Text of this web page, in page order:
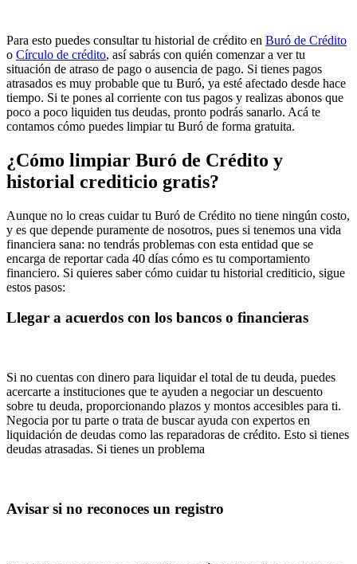
Para esto puedes consultar tu historial de crédito en Buró de Crédito
o Círculo de crédito, así sabrás con quién comenzar a ver tu
situación de atraso de pago o ausencia de pago. Si tienes pagos
atrasados es muy probable que tu Buró, ya esté afectado desde hace
tiempo. Si te pones al corriente con tus pagos y realizas abonos que
poco a poco liquiden tus deudas, pronto podrás sanarlo. Acá te
contamos cómo puedes limpiar tu Buró de forma gratuita.
¿Cómo limpiar Buró de Crédito y
historial crediticio gratis?
Aunque no lo creas cuidar tu Buró de Crédito no tiene ningún costo,
y es que depende puramente de nosotros, pues si tenemos una vida
financiera sana: no tendrás problemas con esta entidad que se
encarga de reportar cada 40 días cómo es tu comportamiento
financiero. Si quieres saber cómo cuidar tu historial crediticio, sigue
estos pasos:
Llegar a acuerdos con los bancos o financieras
Si no cuentas con dinero para liquidar el total de tu deuda, puedes
acercarte a instituciones que te ayuden a negociar un descuento
sobre tu deuda, proporcionando plazos y montos accesibles para ti.
Negocia por tu parte o trata de buscar ayuda con expertos en
liquidación de deudas como las reparadoras de crédito. Esto si tienes
deudas atrasadas. Si tienes un problema
Avisar si no reconoces un registro